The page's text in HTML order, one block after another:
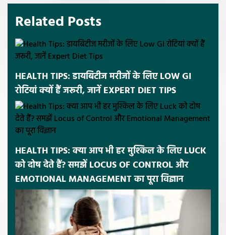
Related Posts
HEALTH TIPS: डायबिटीज मरीजों के लिए LOW GI
रोटियां क्यों हैं जरूरी, जानें EXPERT DIET TIPS
HEALTH TIPS: क्या आप भी हर मुश्किल के लिए LUCK
को दोष देते हैं? समझें LOCUS OF CONTROL और
EMOTIONAL MANAGEMENT का पूरा विज्ञान